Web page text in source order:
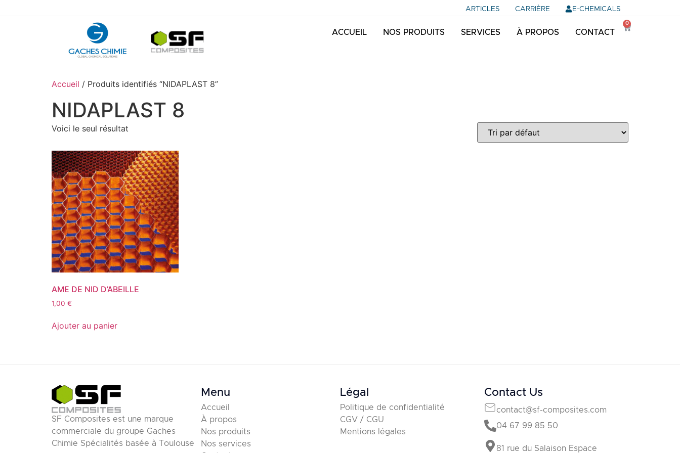
E-CHEMICALS
CARRIÈRE
ARTICLES
0
ACCUEIL NOS PRODUITS SERVICES À PROPOS CONTACT
Accueil / Produits identifiés “NIDAPLAST 8”
NIDAPLAST 8
Voici le seul résultat
AME DE NID D’ABEILLE
1,00 €
Ajouter au panier
SF Composites est une marque
commerciale du groupe Gaches
Chimie Spécialités basée à Toulouse
Menu
Accueil
À propos
Nos produits
Nos services
Légal
Politique de confidentialité
CGV / CGU
Mentions légales
Contact Us
contact@sf-composites.com
04 67 99 85 50
81 rue du Salaison Espace